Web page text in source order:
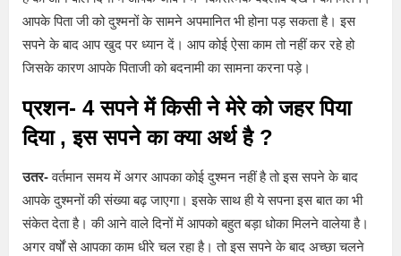
आपके पिता जी को दुश्मनों के सामने अपमानित भी होना पड़ सकता है। इस
सपने के बाद आप खुद पर ध्यान दें। आप कोई ऐसा काम तो नहीं कर रहे हो
जिसके कारण आपके पिताजी को बदनामी का सामना करना पड़े।
प्रशन- 4 सपने में किसी ने मेरे को जहर पिया
दिया , इस सपने का क्या अर्थ है ?
उतर-वर्तमान समय में अगर आपका कोई दुश्मन नहीं है तो इस सपने के बाद
आपके दुश्मनों की संख्या बढ़ जाएगा। इसके साथ ही ये सपना इस बात का भी
संकेत देता है। की आने वाले दिनों में आपको बहुत बड़ा धोका मिलने वालेया है।
अगर वर्षों से आपका काम धीरे चल रहा है। तो इस सपने के बाद अच्छा चलने